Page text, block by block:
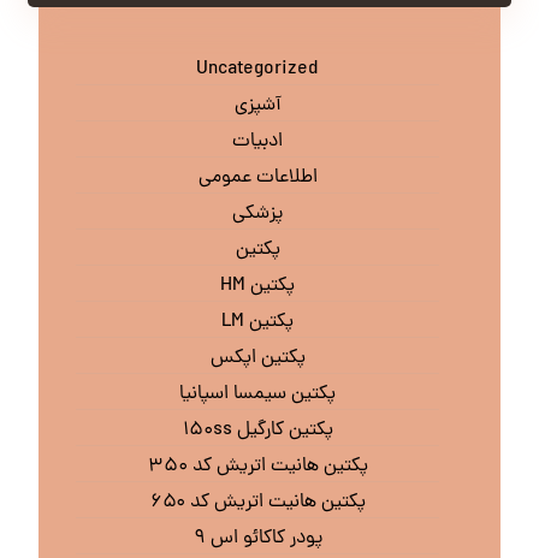
Uncategorized
آشپزی
ادبیات
اطلاعات عمومی
پزشکی
پکتین
پکتین HM
پکتین LM
پکتین اپکس
پکتین سیمسا اسپانیا
پکتین کارگیل ۱۵۰ss
پکتین هانیت اتریش کد ۳۵۰
پکتین هانیت اتریش کد ۶۵۰
پودر کاکائو اس ۹